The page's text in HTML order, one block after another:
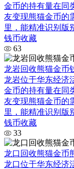
金币的持有量在同
友变现熊猫金币的
里，能精准识别版
钱币收藏
63
龙岩回收熊猫金币
龙岩位于华东经济
金币的持有量在同
友变现熊猫金币的
里，能精准识别版
钱币收藏
33
龙口回收熊猫金币
龙口位于华东经济